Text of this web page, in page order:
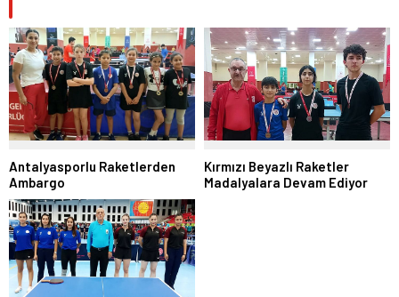
Antalyasporlu Raketlerden
Ambargo
Kırmızı Beyazlı Raketler
Madalyalara Devam Ediyor